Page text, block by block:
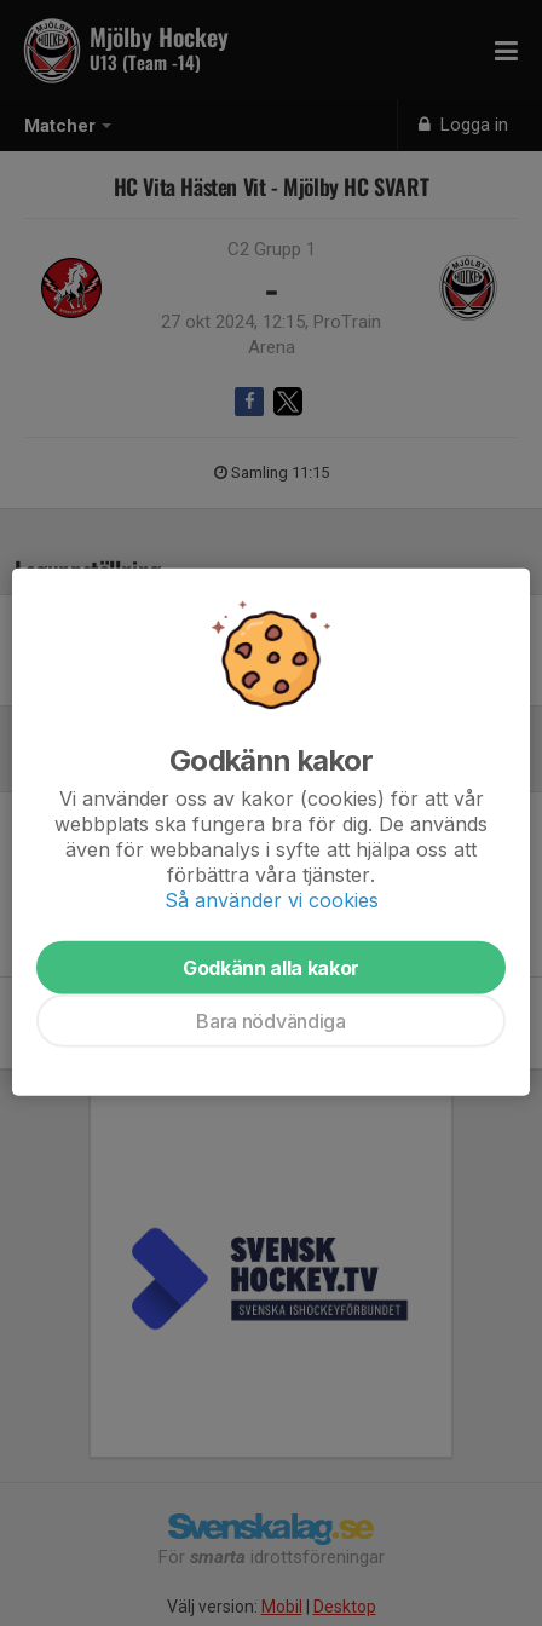
Matcher Logga in
Mjölby Hockey
U13 (Team -14)
HC Vita Hästen Vit - Mjölby HC SVART
C2 Grupp 1
-
27 okt 2024, 12:15, ProTrain
Arena
Samling 11:15
Laguppställning
Ingen uppställning ifylld
Inget referat skrivet
För smarta idrottsföreningar
Välj version: Mobil Desktop
Godkänn kakor
Vi använder oss av kakor (cookies) för att vår
webbplats ska fungera bra för dig. De används
även för webbanalys i syfte att hjälpa oss att
förbättra våra tjänster.
Så använder vi cookies
Godkänn alla kakor
Bara nödvändiga